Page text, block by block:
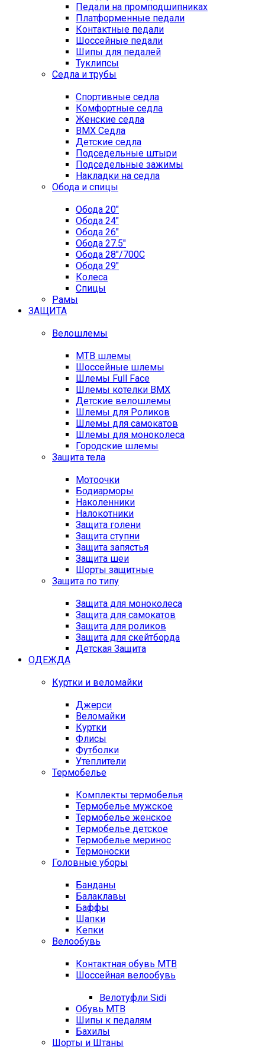
Педали на промподшипниках
Платформенные педали
Контактные педали
Шоссейные педали
Шипы для педалей
Туклипсы
Седла и трубы
Спортивные седла
Комфортные седла
Женские седла
BMX Седла
Детские седла
Подседельные штыри
Подседельные зажимы
Накладки на седла
Обода и спицы
Обода 20"
Обода 24"
Обода 26"
Обода 27.5"
Обода 28"/700C
Обода 29"
Колеса
Спицы
Рамы
ЗАЩИТА
Велошлемы
MTB шлемы
Шоссейные шлемы
Шлемы Full Face
Шлемы котелки BMX
Детские велошлемы
Шлемы для Роликов
Шлемы для самокатов
Шлемы для моноколеса
Городские шлемы
Защита тела
Мотоочки
Бодиарморы
Наколенники
Налокотники
Защита голени
Защита ступни
Защита запястья
Защита шеи
Шорты защитные
Защита по типу
Защита для моноколеса
Защита для самокатов
Защита для роликов
Защита для скейтборда
Детская Защита
ОДЕЖДА
Куртки и веломайки
Джерси
Веломайки
Куртки
Флисы
Футболки
Утеплители
Термобелье
Комплекты термобелья
Термобелье мужское
Термобелье женское
Термобелье детское
Термобелье меринос
Термоноски
Головные уборы
Банданы
Балаклавы
Баффы
Шапки
Кепки
Велообувь
Контактная обувь MTB
Шоссейная велообувь
Велотуфли Sidi
Обувь MTB
Шипы к педалям
Бахилы
Шорты и Штаны